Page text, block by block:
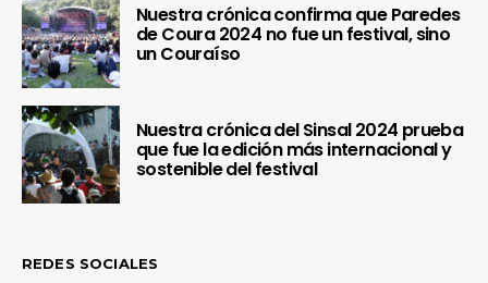
Nuestra crónica confirma que Paredes
de Coura 2024 no fue un festival, sino
un Couraíso
Nuestra crónica del Sinsal 2024 prueba
que fue la edición más internacional y
sostenible del festival
REDES SOCIALES